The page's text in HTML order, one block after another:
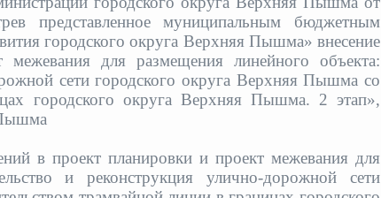
представленноемуниципальным бюджетным
городского округа Верхняя Пышма» внесение
для размещения линейного объекта:
сети городского округа Верхняя Пышма со
городского округа Верхняя Пышма. 2 этап»,
в проект планировки и проект межевания для
и реконструкция улично-дорожной сети